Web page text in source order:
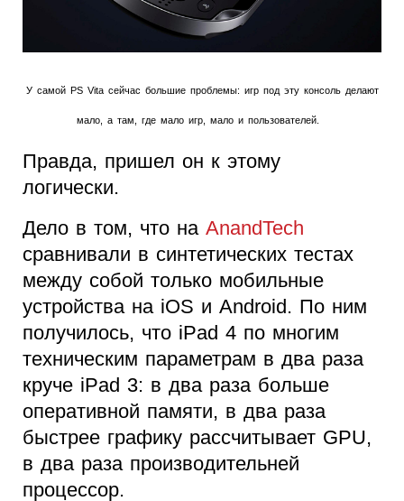
У самой PS Vita сейчас большие проблемы: игр под эту консоль делают
мало, а там, где мало игр, мало и пользователей.
Правда, пришел он к этому
логически.
Дело в том, что на AnandTech
сравнивали в синтетических тестах
между собой только мобильные
устройства на iOS и Android. По ним
получилось, что iPad 4 по многим
техническим параметрам в два раза
круче iPad 3: в два раза больше
оперативной памяти, в два раза
быстрее графику рассчитывает GPU,
в два раза производительней
процессор.